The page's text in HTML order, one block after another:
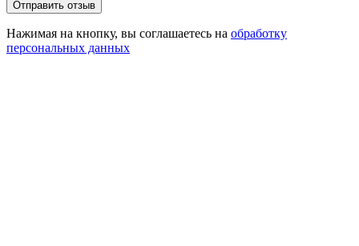
Отправить отзыв
Нажимая на кнопку, вы соглашаетесь на обработку
персональных данных